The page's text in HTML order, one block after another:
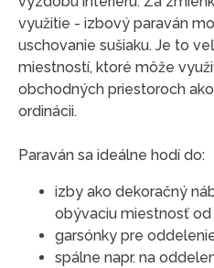
využitie - izbový paraván
uschovanie sušiaku. Je to
miestností, ktoré môže
obchodných priestoroch
ordinácii.
Paraván sa ideálne hodí do:
izby ako dekoračný
obývaciu miestnosť
garsónky pre
spálne napr. na